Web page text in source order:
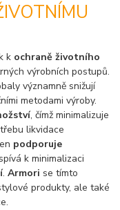
k ochraně životního
výrobních postupů.
významně snižují
metodami výroby.
, čímž minimalizuje
likvidace
podporuje
k minimalizaci
.Armori se tímto
produkty, ale také